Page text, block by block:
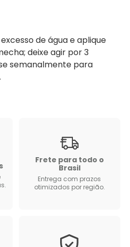
de água e aplique
deixe agir por 3
semanalmente para
Frete para todo o
Brasil
Entrega com prazos
otimizados por região.